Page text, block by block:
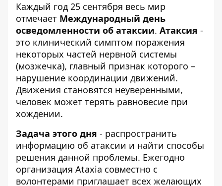
Каждый год 25 сентября весь мир
отмечает Международный день
осведомленности об атаксии. Атаксия -
это клинический симптом поражения
некоторых частей нервной системы
(мозжечка), главный признак которого –
нарушение координации движений.
Движения становятся неуверенными,
человек может терять равновесие при
хождении.
Задача этого дня - распространить
информацию об атаксии и найти способы
решения данной проблемы. Ежегодно
организация Ataxia совместно с
волонтерами приглашает всех желающих